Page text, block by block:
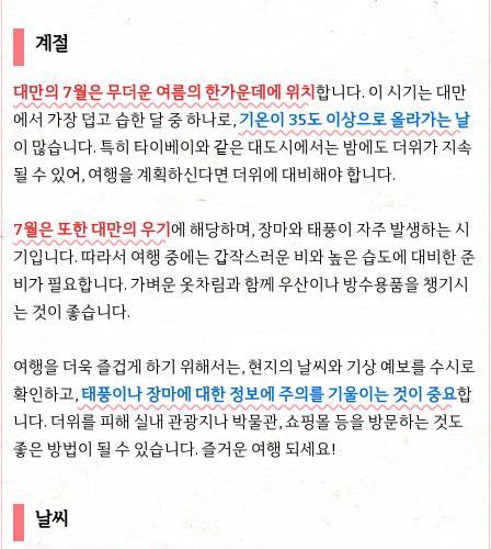
계절
대만의 7월은 무더운 여름의 한가운데에 위치합니다. 이 시기는 대만
에서 가장 덥고 습한 달 중 하나로, 기온이 35도 이상으로 올라가는 날
이 많습니다. 특히 타이베이와 같은 대도시에서는 밤에도 더위가 지속
될 수 있어, 여행을 계획하신다면 더위에 대비해야 합니다.
7월은 또한 대만의 우기에 해당하며, 장마와 태풍이 자주 발생하는 시
기입니다. 따라서 여행 중에는 갑작스러운 비와 높은 습도에 대비한 준
비가 필요합니다. 가벼운 옷차림과 함께 우산이나 방수용품을 챙기시
는 것이 좋습니다.
여행을 더욱 즐겁게 하기 위해서는, 현지의 날씨와 기상 예보를 수시로
확인하고,태풍이나 장마에 대한 정보에 주의를 기울이는 것이 중요합
니다. 더위를 피해 실내 관광지나 박물관, 쇼핑몰 등을 방문하는 것도
좋은 방법이 될 수 있습니다. 즐거운 여행 되세요!
날씨